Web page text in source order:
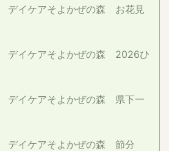
デイケアそよかぜの森 お花見
デイケアそよかぜの森 2026ひ
デイケアそよかぜの森 県下一
デイケアそよかぜの森 節分